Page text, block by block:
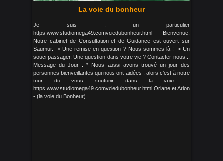
La voie du bonheur
Je suis : un particulier
https:www.studiomega49.comvoiedubonheur.html Bienvenue,
Notre cabinet de Consultation et de Guidance est ouvert sur
Saumur. -> Une remise en question ? Nous sommes là ! -> Un
souci passager, Une question dans votre vie ? Contacter-nous...
Message du Jour : * Nous aussi avons trouvé un jour des
personnes bienveillantes qui nous ont aidées , alors c’est à notre
tour de vous soutenir dans la voie ...
https:www.studiomega49.comvoiedubonheur.html Oriane et Arion
- (la voie du Bonheur)